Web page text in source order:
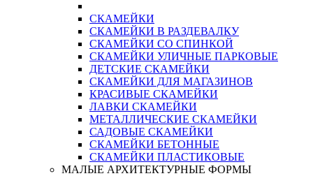
СКАМЕЙКИ
СКАМЕЙКИ В РАЗДЕВАЛКУ
СКАМЕЙКИ СО СПИНКОЙ
СКАМЕЙКИ УЛИЧНЫЕ ПАРКОВЫЕ
ДЕТСКИЕ СКАМЕЙКИ
СКАМЕЙКИ ДЛЯ МАГАЗИНОВ
КРАСИВЫЕ СКАМЕЙКИ
ЛАВКИ СКАМЕЙКИ
МЕТАЛЛИЧЕСКИЕ СКАМЕЙКИ
САДОВЫЕ СКАМЕЙКИ
СКАМЕЙКИ БЕТОННЫЕ
СКАМЕЙКИ ПЛАСТИКОВЫЕ
МАЛЫЕ АРХИТЕКТУРНЫЕ ФОРМЫ